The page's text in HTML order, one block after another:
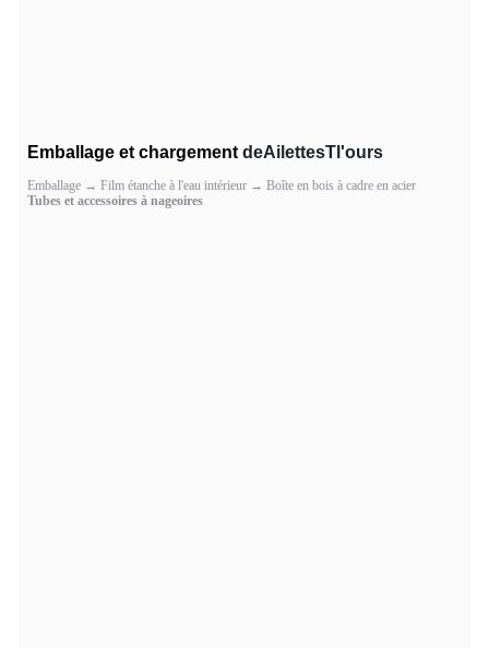
Emballage et chargement deAilettesT l'ours
Emballage → Film étanche à l'eau intérieur → Boîte en bois à cadre en acier
Tubes et accessoires à nageoires